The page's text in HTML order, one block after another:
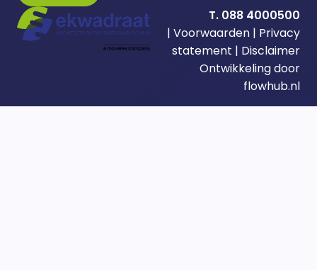
T. 088 4000500
| Voorwaarden | Privacy
statement | Disclaimer
Ontwikkeling door
flowhub.nl